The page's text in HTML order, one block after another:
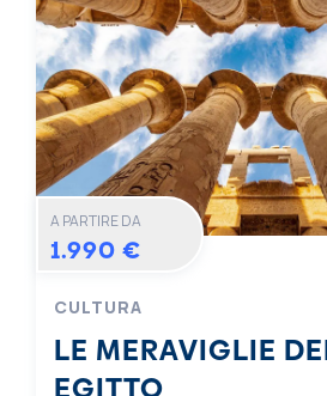
A PARTIRE DA
1.990 €
CULTURA
LE MERAVIGLIE